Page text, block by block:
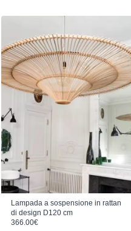
Lampada a sospensione in rattan
di design D120 cm
366.00€